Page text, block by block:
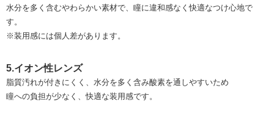
水分を多く含むやわらかい素材で、瞳に違和感なく快適なつけ心地で
す。
※装用感には個人差があります。
5.イオン性レンズ
脂質汚れが付きにくく、水分を多く含み酸素を通しやすいため
瞳への負担が少なく、快適な装用感です。